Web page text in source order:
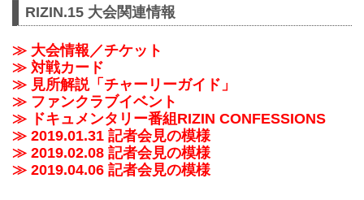
RIZIN.15 大会関連情報
≫ 大会情報／チケット
≫ 対戦カード
≫ 見所解説「チャーリーガイド」
≫ ファンクラブイベント
≫ ドキュメンタリー番組RIZIN CONFESSIONS
≫ 2019.01.31 記者会見の模様
≫ 2019.02.08 記者会見の模様
≫ 2019.04.06 記者会見の模様